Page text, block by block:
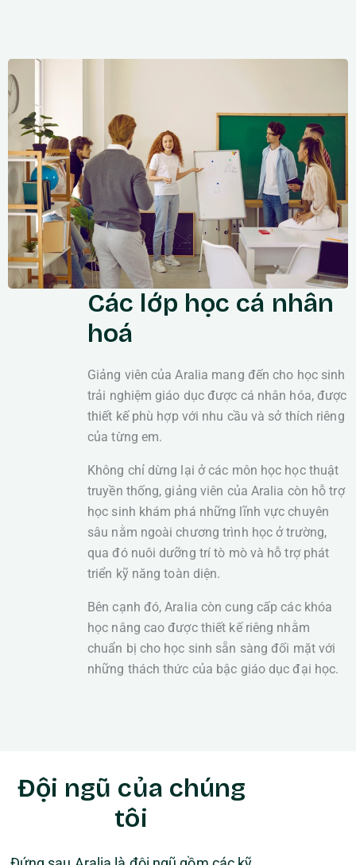
Các lớp học cá nhân
hoá
Giảng viên của Aralia mang đến cho học sinh
trải nghiệm giáo dục được cá nhân hóa, được
thiết kế phù hợp với nhu cầu và sở thích riêng
của từng em.
Không chỉ dừng lại ở các môn học học thuật
truyền thống, giảng viên của Aralia còn hỗ trợ
học sinh khám phá những lĩnh vực chuyên
sâu nằm ngoài chương trình học ở trường,
qua đó nuôi dưỡng trí tò mò và hỗ trợ phát
triển kỹ năng toàn diện.
Bên cạnh đó, Aralia còn cung cấp các khóa
học nâng cao được thiết kế riêng nhằm
chuẩn bị cho học sinh sẵn sàng đối mặt với
những thách thức của bậc giáo dục đại học.
Đội ngũ của chúng
tôi